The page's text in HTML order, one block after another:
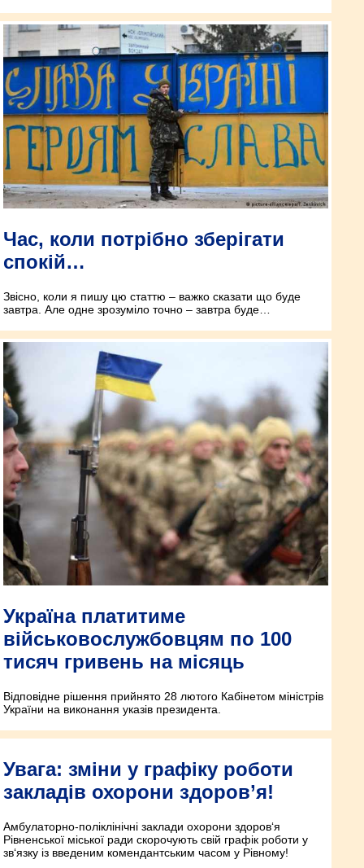
Час, коли потрібно зберігати
спокій…
Звісно, коли я пишу цю статтю – важко сказати що буде
завтра. Але одне зрозуміло точно – завтра буде…
Україна платитиме
військовослужбовцям по 100
тисяч гривень на місяць
Відповідне рішення прийнято 28 лютого Кабінетом міністрів
України на виконання указів президента.
Увага: зміни у графіку роботи
закладів охорони здоров’я!
Амбулаторно-поліклінічні заклади охорони здоров‘я
Рівненської міської ради скорочують свій графік роботи у
зв‘язку із введеним комендантським часом у Рівному!